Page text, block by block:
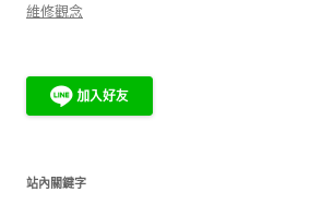
維修觀念
站內關鍵字